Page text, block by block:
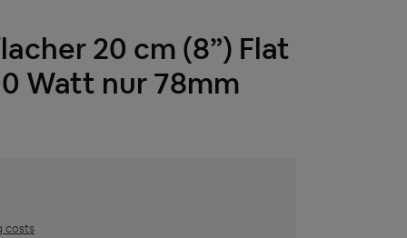
20 cm (8”) Flat
Watt nur 78mm
costs